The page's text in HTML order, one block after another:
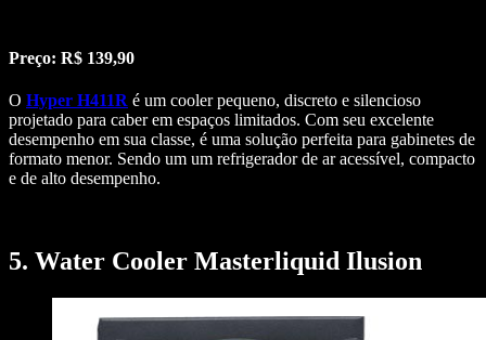
Preço: R$ 139,90
O Hyper H411R é um cooler pequeno, discreto e silencioso
projetado para caber em espaços limitados. Com seu excelente
desempenho em sua classe, é uma solução perfeita para gabinetes de
formato menor. Sendo um um refrigerador de ar acessível, compacto
e de alto desempenho.
5. Water Cooler Masterliquid Ilusion